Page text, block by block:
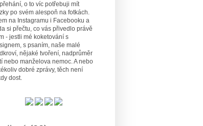
o to víc potřebuji mít
po svém alespoň na fotkách.
na Instagramu i Facebooku a
si přečtu, co vás přivedlo právě
- jestli mé koketování s
s psaním, naše malé
nějaké tvoření, nadprůměr
nebo manželova nemoc. A nebo
dobré zprávy, těch není
dost.